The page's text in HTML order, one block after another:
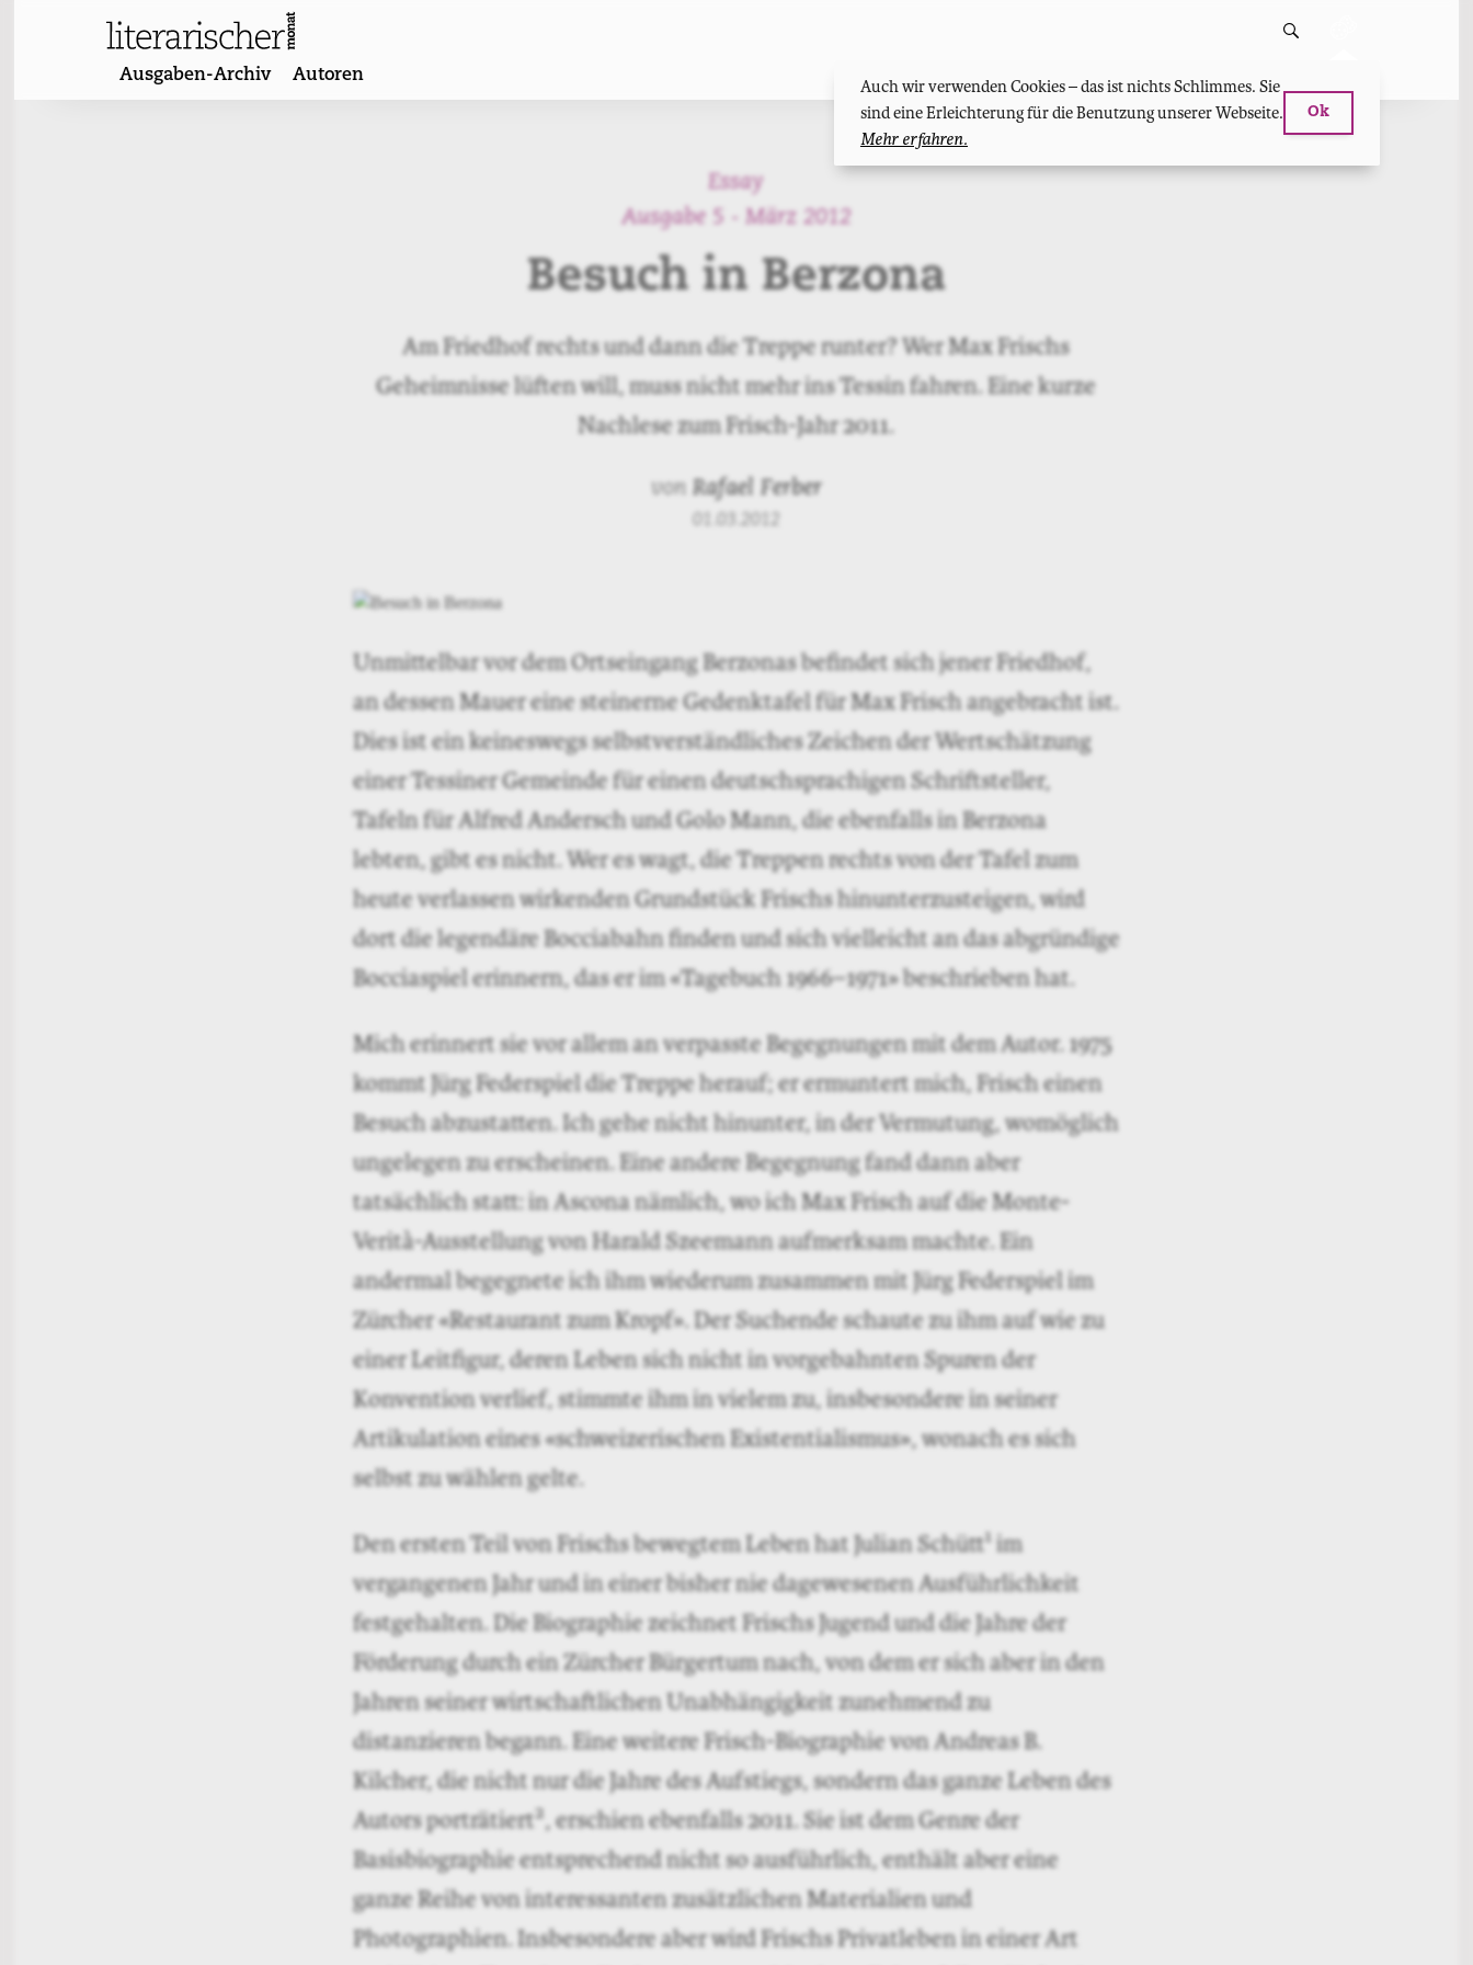
Auch wir verwenden Cookies – das ist nichts Schlimmes. Sie
sind eine Erleichterung für die Benutzung unserer Webseite.
Mehr erfahren.
Ok
Ausgaben-Archiv Autoren
Essay
Ausgabe 5 - März 2012
Besuch in Berzona
Am Friedhof rechts und dann die Treppe runter? Wer Max Frischs
Geheimnisse lüften will, muss nicht mehr ins Tessin fahren. Eine kurze
Nachlese zum Frisch-Jahr 2011.
von Rafael Ferber
Unmittelbar vor dem Ortseingang Berzonas befindet sich jener Friedhof,
an dessen Mauer eine steinerne Gedenktafel für Max Frisch angebracht ist.
Dies ist ein keineswegs selbstverständliches Zeichen der Wertschätzung
einer Tessiner Gemeinde für einen deutschsprachigen Schriftsteller,
Tafeln für Alfred Andersch und Golo Mann, die ebenfalls in Berzona
lebten, gibt es nicht. Wer es wagt, die Treppen rechts von der Tafel zum
heute verlassen wirkenden Grundstück Frischs hinunterzusteigen, wird
dort die legendäre Bocciabahn finden und sich vielleicht an das abgründige
Bocciaspiel erinnern, das er im «Tagebuch 1966–1971» beschrieben hat.
Mich erinnert sie vor allem an verpasste Begegnungen mit dem Autor. 1975
kommt Jürg Federspiel die Treppe herauf; er ermuntert mich, Frisch einen
Besuch abzustatten. Ich gehe nicht hinunter, in der Vermutung, womöglich
ungelegen zu erscheinen. Eine andere Begegnung fand dann aber
tatsächlich statt: in Ascona nämlich, wo ich Max Frisch auf die Monte-
Verità-Ausstellung von Harald Szeemann aufmerksam machte. Ein
andermal begegnete ich ihm wiederum zusammen mit Jürg Federspiel im
Zürcher «Restaurant zum Kropf». Der Suchende schaute zu ihm auf wie zu
einer Leitfigur, deren Leben sich nicht in vorgebahnten Spuren der
Konvention verlief, stimmte ihm in vielem zu, insbesondere in seiner
Artikulation eines «schweizerischen Existentialismus», wonach es sich
selbst zu wählen gelte.
Den ersten Teil von Frischs bewegtem Leben hat Julian Schütt1im
vergangenen Jahr und in einer bisher nie dagewesenen Ausführlichkeit
festgehalten. Die Biographie zeichnet Frischs Jugend und die Jahre der
Förderung durch ein Zürcher Bürgertum nach, von dem er sich aber in den
Jahren seiner wirtschaftlichen Unabhängigkeit zunehmend zu
distanzieren begann. Eine weitere Frisch-Biographie von Andreas B.
Kilcher, die nicht nur die Jahre des Aufstiegs, sondern das ganze Leben des
Autors porträtiert2, erschien ebenfalls 2011. Sie ist dem Genre der
Basisbiographie entsprechend nicht so ausführlich, enthält aber eine
ganze Reihe von interessanten zusätzlichen Materialien und
Photographien. Insbesondere aber wird Frischs Privatleben in einer Art